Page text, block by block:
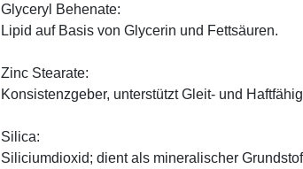
Glyceryl Behenate:
Lipid auf Basis von Glycerin und Fettsäuren.
Zinc Stearate:
Konsistenzgeber, unterstützt Gleit- und
Silica:
Siliciumdioxid; dient als mineralischer